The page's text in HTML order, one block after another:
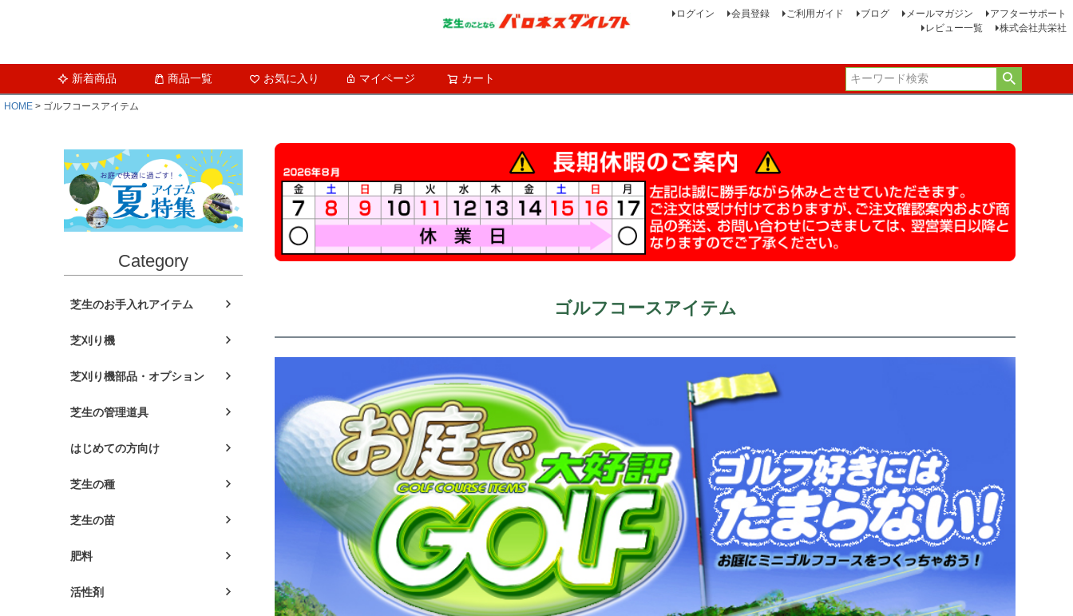
ログイン 会員登録 ご利用ガイド ブログ メールマガジン
アフターサポート
レビュー一覧
株式会社共栄社
新着商品 商品一覧 お気に入り マイページ カート
HOME ゴルフコースアイテム
Category
芝生のお手入れアイテム
芝刈り機
芝刈り機部品・オプション
芝生の管理道具
はじめての方向け
芝生の種
芝生の苗
肥料
活性剤
ゴルフコースアイテム